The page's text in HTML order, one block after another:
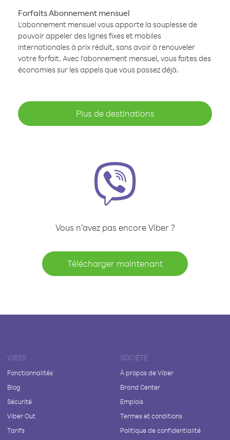
Forfaits Abonnement mensuel
L'abonnement mensuel vous apporte la souplesse de
pouvoir appeler des lignes fixes et mobiles
internationales à prix réduit, sans avoir à renouveler
votre forfait. Avec l'abonnement mensuel, vous faites des
économies sur les appels que vous passez déjà.
Plus de destinations
Vous n’avez pas encore Viber ?
Télécharger maintenant
VIBER
Fonctionnalités
Blog
Sécurité
Viber Out
Tarifs
SOCIÉTÉ
À propos de Viber
Brand Center
Emplois
Termes et conditions
Politique de confidentialité